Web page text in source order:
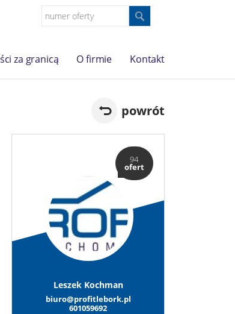
za granicą O firmie Kontakt
powrót
94
ofert
Leszek Kochman
biuro@profitlebork.pl
601059692